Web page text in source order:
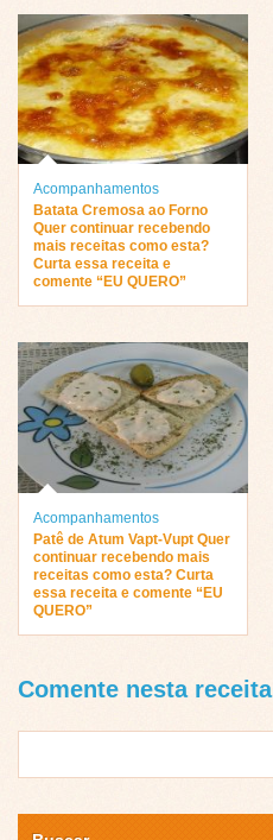
Acompanhamentos
Batata Cremosa ao Forno
Quer continuar recebendo
mais receitas como esta?
Curta essa receita e
comente “EU QUERO”
Acompanhamentos
Patê de Atum Vapt-Vupt Quer
continuar recebendo mais
receitas como esta? Curta
essa receita e comente “EU
QUERO”
Comente nesta receita